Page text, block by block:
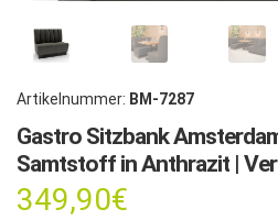
Artikelnummer: BM-7287
Gastro Sitzbank
Samtstoff in Anthrazit |
349,90€